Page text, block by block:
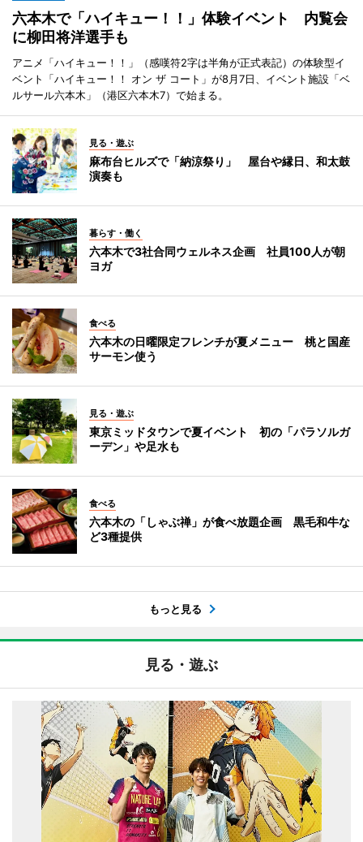
六本木で「ハイキュー！！」体験イベント 内覧会
に柳田将洋選手も
アニメ「ハイキュー！！」（感嘆符2字は半角が正式表記）の体験型イ
ベント「ハイキュー！！ オン ザ コート」が8月7日、イベント施設「ベ
ルサール六本木」（港区六本木7）で始まる。
見る・遊ぶ
麻布台ヒルズで「納涼祭り」 屋台や縁日、和太鼓
演奏も
暮らす・働く
六本木で3社合同ウェルネス企画 社員100人が朝
ヨガ
食べる
六本木の日曜限定フレンチが夏メニュー 桃と国産
サーモン使う
見る・遊ぶ
東京ミッドタウンで夏イベント 初の「パラソルガ
ーデン」や足水も
食べる
六本木の「しゃぶ禅」が食べ放題企画 黒毛和牛な
ど3種提供
もっと見る
見る・遊ぶ